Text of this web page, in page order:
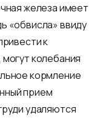
железа имеет
«обвисла» ввиду
к
колебания
кормление
прием
удаляются